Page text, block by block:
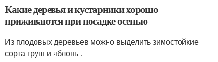
Какие деревья и кустарники хорошо
приживаются при посадке осенью
Из плодовых деревьев можно выделить зимостойкие
сорта груш и яблонь .